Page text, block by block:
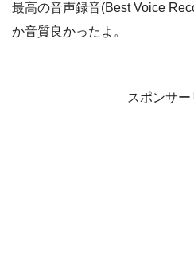
最高の音声録音(Best Voice
か音質良かったよ。
スポンサー